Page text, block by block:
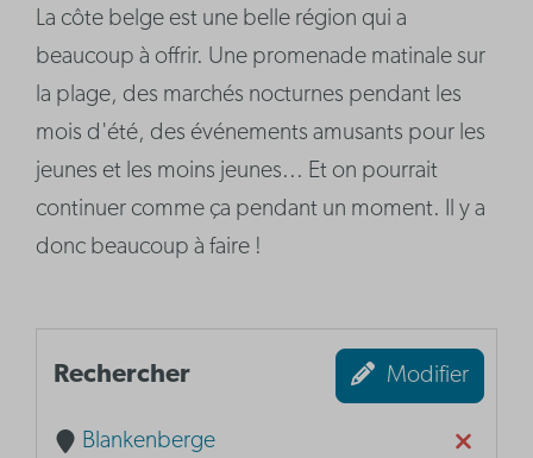
La côte belge est une belle région qui a
beaucoup à offrir. Une promenade matinale sur
la plage, des marchés nocturnes pendant les
mois d'été, des événements amusants pour les
jeunes et les moins jeunes... Et on pourrait
continuer comme ça pendant un moment. Il y a
donc beaucoup à faire !
Rechercher Modifier
Blankenberge